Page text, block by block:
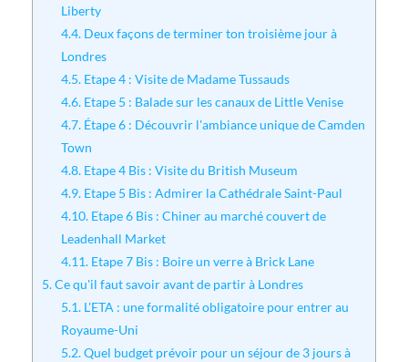
Liberty
4.4. Deux façons de terminer ton troisième jour à
Londres
4.5. Etape 4 : Visite de Madame Tussauds
4.6. Etape 5 : Balade sur les canaux de Little Venise
4.7. Étape 6 : Découvrir l'ambiance unique de Camden
Town
4.8. Etape 4 Bis : Visite du British Museum
4.9. Etape 5 Bis : Admirer la Cathédrale Saint-Paul
4.10. Etape 6 Bis : Chiner au marché couvert de
Leadenhall Market
4.11. Etape 7 Bis : Boire un verre à Brick Lane
5.Ce qu'il faut savoir avant de partir à Londres
5.1. L'ETA : une formalité obligatoire pour entrer au
Royaume-Uni
5.2.Quel budget prévoir pour un séjour de 3 jours à